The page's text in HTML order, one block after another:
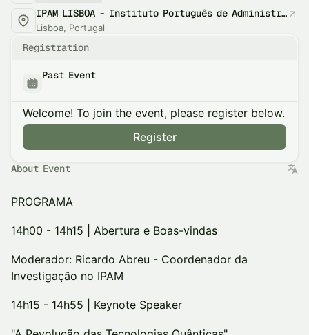
IPAM LISBOA - Instituto Português de Administração de Marketing
Lisboa, Portugal
Registration
Past Event
Welcome! To join the event, please register below.
Register
About Event
PROGRAMA
14h00 - 14h15 | Abertura e Boas-vindas
Moderador: Ricardo Abreu - Coordenador da
Investigação no IPAM
14h15 - 14h55 | Keynote Speaker